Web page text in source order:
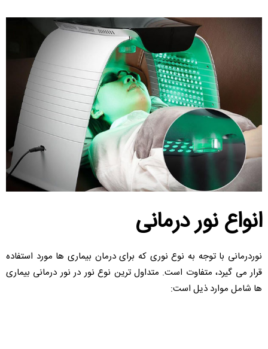
انواع نور درمانی
نوردرمانی با توجه به نوع نوری که برای درمان بیماری ها مورد استفاده
قرار می گیرد، متفاوت است. متداول ترین نوع نور در نور درمانی بیماری
ها شامل موارد ذیل است: